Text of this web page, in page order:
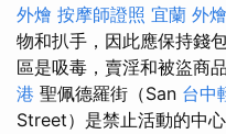
外燴 按摩師證照 宜蘭 外燴
物和扒手，因此應保持錢
區是吸毒，賣淫和被盜商
港 聖佩德羅街（San 台中
Street）是禁止活動的中心